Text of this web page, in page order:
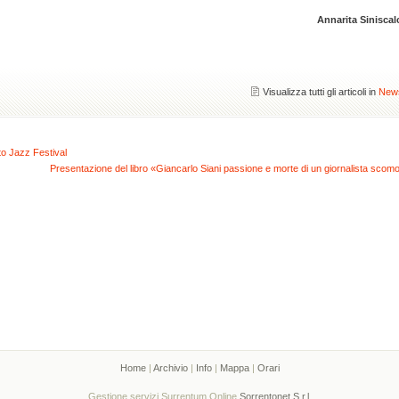
Annarita
Visualizza tutti gli articoli in
Jazz Festival
Presentazione del libro «Giancarlo Siani passione e morte di un giornalista
Home| Archivio| Info| Mappa| Orari
Gestione servizi Surrentum Online Sorrentonet S.r.l.